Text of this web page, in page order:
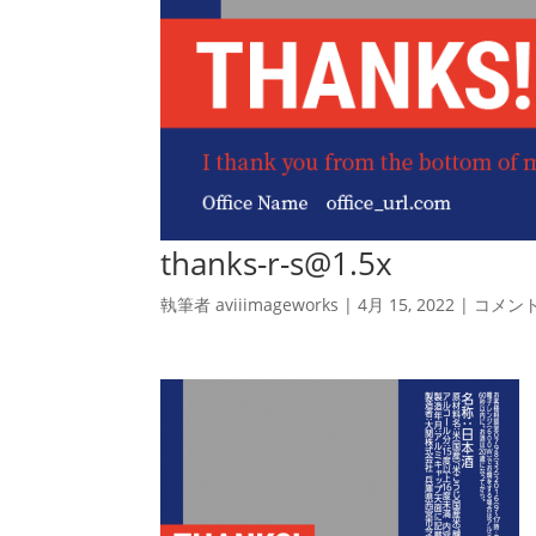
thanks-r-s@1.5x
執筆者aviiimageworks |4月 15, 2022 | コメン